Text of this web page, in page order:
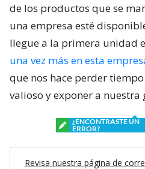
de los productos que se
una empresa esté
llegue a la primera unidad
una vez más en esta
que nos hace perder
valioso y exponer a nuestra
¿ENCONTRASTE UN
ERROR?
Revisa nuestra página de